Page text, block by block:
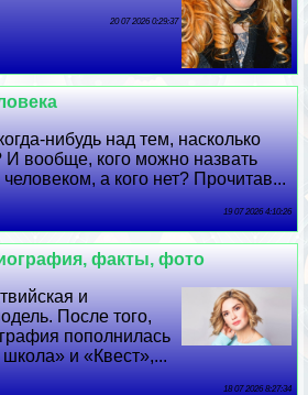
20 07 2026 0:29:37
нибудь над тем, насколько
И вообще, кого можно назвать
а кого нет? Прочитав...
19 07 2026 4:10:26
факты, фото
и
После того,
пополнилась
и «Квест»,...
18 07 2026 8:27:34